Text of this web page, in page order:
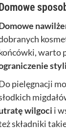
warto
pielęgnacji
wilgoci i
składniki